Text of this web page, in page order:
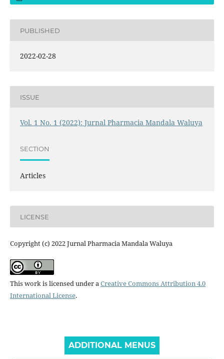
PUBLISHED
2022-02-28
ISSUE
Vol. 1 No. 1 (2022): Jurnal Pharmacia Mandala Waluya
SECTION
Articles
LICENSE
Copyright (c) 2022 Jurnal Pharmacia Mandala Waluya
This work is licensed under aCreative Commons Attribution 4.0
International License.
ADDITIONAL MENUS